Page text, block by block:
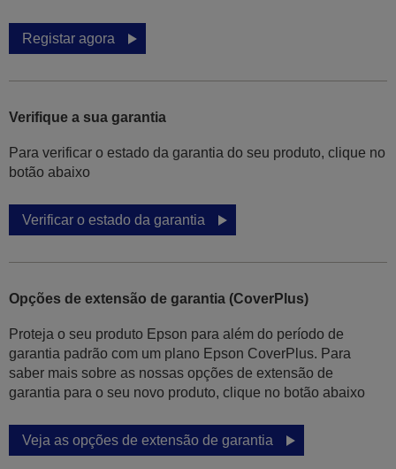
Registar agora
Verifique a sua garantia
Para verificar o estado da garantia do seu produto, clique no
botão abaixo
Verificar o estado da garantia
Opções de extensão de garantia (CoverPlus)
Proteja o seu produto Epson para além do período de
garantia padrão com um plano Epson CoverPlus. Para
saber mais sobre as nossas opções de extensão de
garantia para o seu novo produto, clique no botão abaixo
Veja as opções de extensão de garantia